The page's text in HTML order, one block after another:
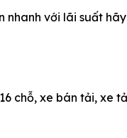
với lãi suất
chỗ, xe bán tải, xe